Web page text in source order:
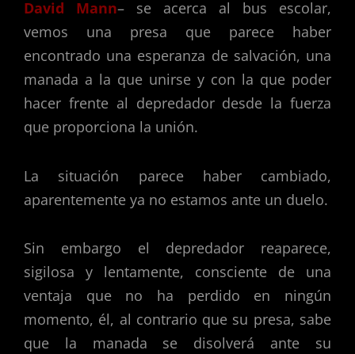
David Mann– se acerca al bus escolar,
vemos una presa que parece haber
encontrado una esperanza de salvación, una
manada a la que unirse y con la que poder
hacer frente al depredador desde la fuerza
que proporciona la unión.
La situación parece haber cambiado,
aparentemente ya no estamos ante un duelo.
Sin embargo el depredador reaparece,
sigilosa y lentamente, consciente de una
ventaja que no ha perdido en ningún
momento, él, al contrario que su presa, sabe
que la manada se disolverá ante su